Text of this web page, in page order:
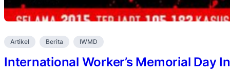
Artikel Berita IWMD
International Worker’s Memorial Day